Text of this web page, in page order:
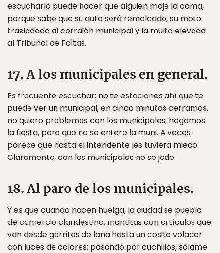
escucharlo puede hacer que alguien moje la cama,
porque sabe que su auto será remolcado, su moto
trasladada al corralón municipal y la multa elevada
al Tribunal de Faltas.
17. A los municipales en general.
Es frecuente escuchar: no te estaciones ahí que te
puede ver un municipal; en cinco minutos cerramos,
no quiero problemas con los municipales; hagamos
la fiesta, pero que no se entere la muni. A veces
parece que hasta el intendente les tuviera miedo.
Claramente, con los municipales no se jode.
18. Al paro de los municipales.
Y es que cuando hacen huelga, la ciudad se puebla
de comercio clandestino, mantitas con artículos que
van desde gorritos de lana hasta un cosito volador
con luces de colores; pasando por cuchillos, salame